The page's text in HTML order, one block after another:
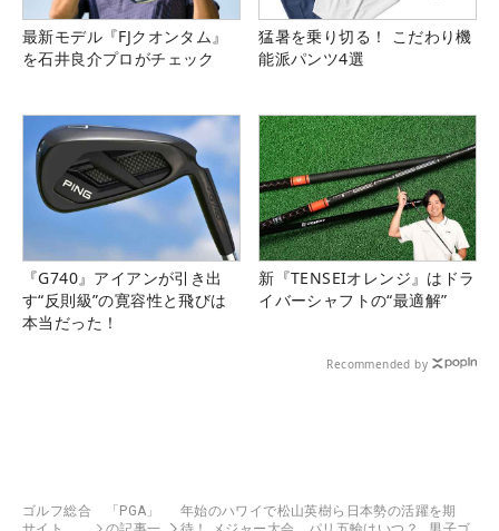
最新モデル『FJクオンタム』
を石井良介プロがチェック
猛暑を乗り切る！ こだわり機
能派パンツ4選
『G740』アイアンが引き出
す“反則級”の寛容性と飛びは
本当だった！
新『TENSEIオレンジ』はドラ
イバーシャフトの“最適解”
Recommended by
ゴルフ総合
「PGA」
年始のハワイで松山英樹ら日本勢の活躍を期